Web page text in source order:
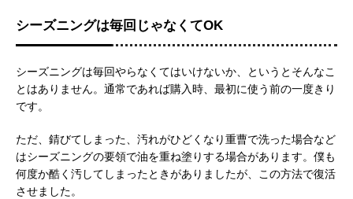
シーズニングは毎回じゃなくてOK
シーズニングは毎回やらなくてはいけないか、というとそんなこ
とはありません。通常であれば購入時、最初に使う前の一度きり
です。
ただ、錆びてしまった、汚れがひどくなり重曹で洗った場合など
はシーズニングの要領で油を重ね塗りする場合があります。僕も
何度か酷く汚してしまったときがありましたが、この方法で復活
させました。